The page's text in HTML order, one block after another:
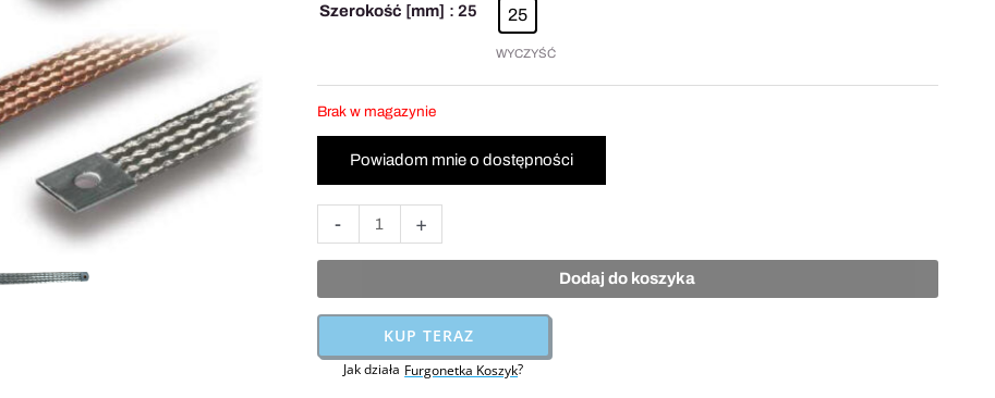
Szerokość [mm] : 25 25
WYCZYŚĆ
Brak w magazynie
-
35mm2
+
Dodaj do koszyka
KUP TERAZ
Jak działa Furgonetka Koszyk?